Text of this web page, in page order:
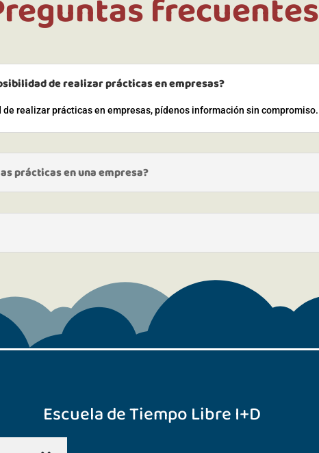
de realizar prácticas en empresas?
realizar prácticas en empresas, pídenos información sin compromiso.
prácticas en una empresa?
Escuela de Tiempo Libre I+D